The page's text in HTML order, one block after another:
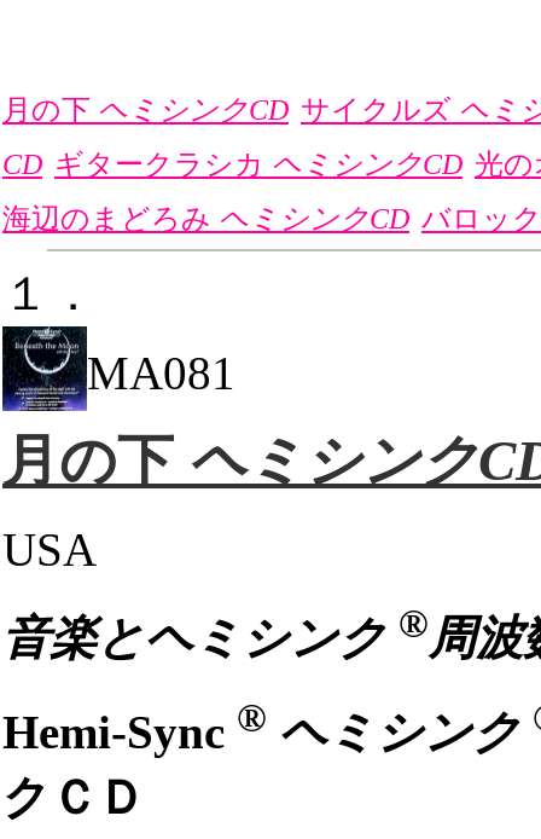
月の下 ヘミシンクCD サイクルズ ヘミ
CD ギタークラシカ ヘミシンクCD 光
海辺のまどろみ ヘミシンクCD バロッ
１．
MA081
月の下 ヘミシンク
USA
音楽とヘミシンク ®周波
Hemi-Sync ® ヘミシンク
クＣＤ